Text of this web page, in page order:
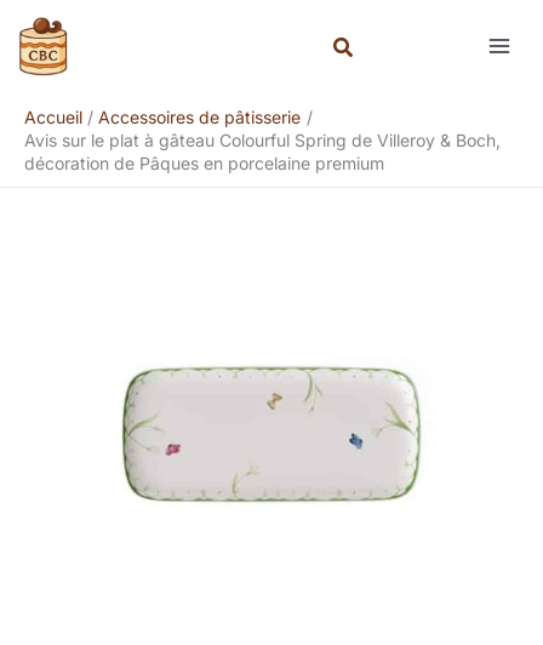
contenu
Accueil
Accessoires de pâtisserie
Avis sur le plat à gâteau Colourful Spring de Villeroy & Boch,
décoration de Pâques en porcelaine premium
Rechercher